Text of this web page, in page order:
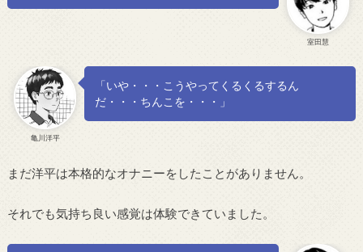
室田慧
亀川洋平
「いや・・・こうやってくるくるするん
だ・・・ちんこを・・・」
まだ洋平は本格的なオナニーをしたことがありません。
それでも気持ち良い感覚は体験できていました。